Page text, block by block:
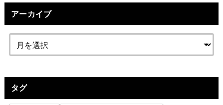
アーカイブ
タグ